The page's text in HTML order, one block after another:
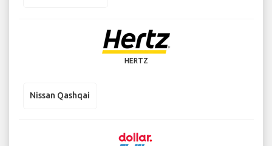
HERTZ
Nissan Qashqai